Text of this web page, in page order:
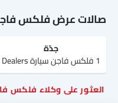
صالات عرض فلكس
جدّة
1 فلكس فاجن سيارة Dealers
العثور على وكلاء فلكس